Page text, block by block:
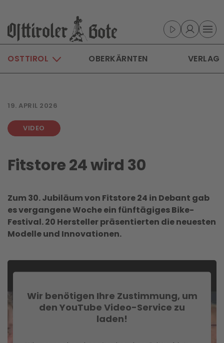
Skip to main content
OSTTIROL OBERKÄRNTEN VERLAG
19. APRIL 2026
VIDEO
Fitstore 24 wird 30
Zum 30. Jubiläum von Fitstore 24 in Debant gab
es vergangene Woche ein fünftägiges Bike-
Festival. 20 Hersteller präsentierten die neuesten
Modelle und Innovationen.
Wir benötigen Ihre Zustimmung, um
den YouTube Video-Service zu
laden!